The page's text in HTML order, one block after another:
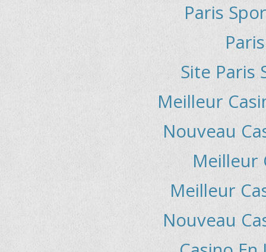
Paris
Site Paris
Meilleur
Nouveau
Meilleur
Meilleur
Nouveau